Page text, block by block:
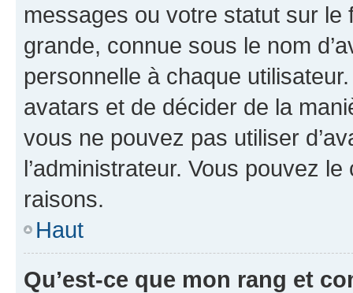
messages ou votre statut sur
grande, connue sous le nom
personnelle à chaque utilisateur.
avatars et de décider de la
vous ne pouvez pas utiliser
l’administrateur. Vous pouvez
raisons.
Haut
Qu’est-ce que mon rang et